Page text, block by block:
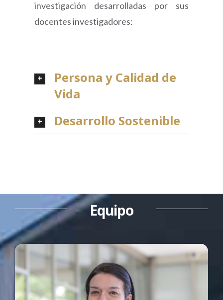
investigación desarrolladas por sus
docentes investigadores:
Persona y Calidad de
Vida
Desarrollo Sostenible
Equipo